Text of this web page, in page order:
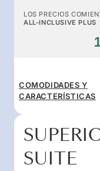
LOS PRECIOS
ALL-INCLUSIVE PLUS
COMODIDADES Y
CARACTERÍSTICAS
SUITE